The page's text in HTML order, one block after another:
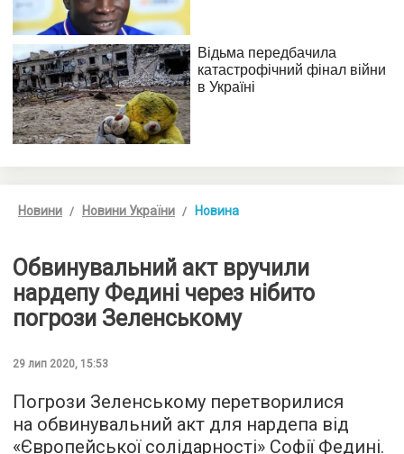
Новини Новини України Новина
Обвинувальний акт вручили
нардепу Федині через нібито
погрози Зеленському
29 лип 2020, 15:53
Погрози Зеленському перетворилися
на обвинувальний акт для нардепа від
«Європейської солідарності» Софії Федині.